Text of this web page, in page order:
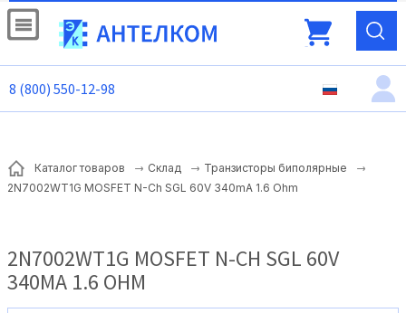
8 (800) 550-12-98
Каталог товаров Склад
Транзисторы биполярные
2N7002WT1G MOSFET N-Ch SGL 60V 340mA 1.6 Ohm
2N7002WT1G MOSFET N-CH SGL 60V
340MA 1.6 OHM